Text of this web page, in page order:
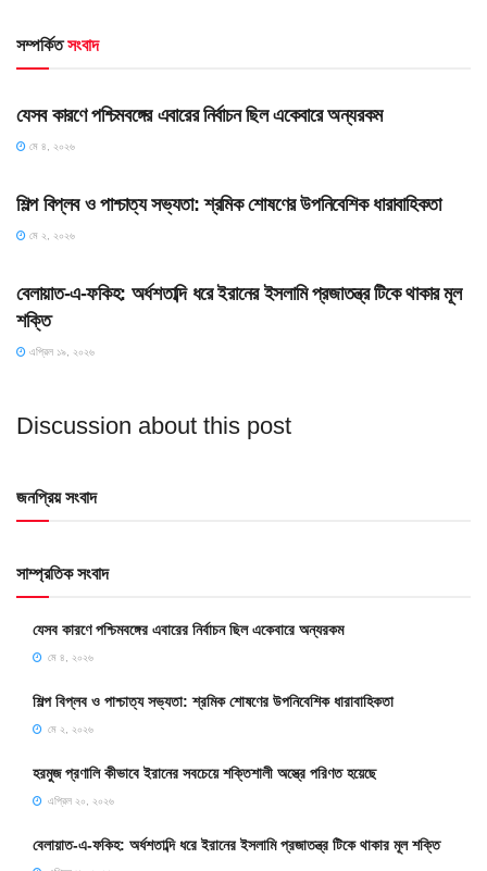
সম্পর্কিতসংবাদ
HOME POST
যেসব কারণে পশ্চিমবঙ্গের এবারের নির্বাচন ছিল একেবারে অন্যরকম
মে ৪, ২০২৬
শিল্প বিপ্লব ও পাশ্চাত্য সভ্যতা: শ্রমিক শোষণের উপনিবেশিক ধারাবাহিকতা
মে ২, ২০২৬
বেলায়াত-এ-ফকিহ: অর্ধশতাব্দি ধরে ইরানের ইসলামি প্রজাতন্ত্র টিকে থাকার মূল
শক্তি
এপ্রিল ১৯, ২০২৬
Discussion about this post
জনপ্রিয় সংবাদ
সাম্প্রতিক সংবাদ
যেসব কারণে পশ্চিমবঙ্গের এবারের নির্বাচন ছিল একেবারে অন্যরকম
মে ৪, ২০২৬
শিল্প বিপ্লব ও পাশ্চাত্য সভ্যতা: শ্রমিক শোষণের উপনিবেশিক ধারাবাহিকতা
মে ২, ২০২৬
হরমুজ প্রণালি কীভাবে ইরানের সবচেয়ে শক্তিশালী অস্ত্রে পরিণত হয়েছে
এপ্রিল ২০, ২০২৬
বেলায়াত-এ-ফকিহ: অর্ধশতাব্দি ধরে ইরানের ইসলামি প্রজাতন্ত্র টিকে থাকার মূল শক্তি